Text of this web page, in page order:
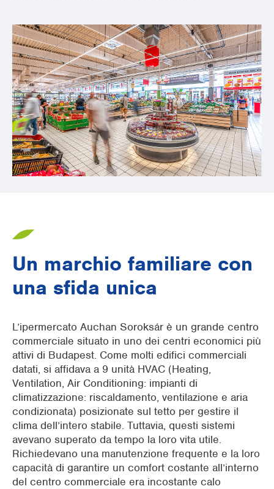
Un marchio familiare con
una sfida unica
L’ipermercato Auchan Soroksár è un grande centro
commerciale situato in uno dei centri economici più
attivi di Budapest. Come molti edifici commerciali
datati, si affidava a 9 unità HVAC (Heating,
Ventilation, Air Conditioning: impianti di
climatizzazione: riscaldamento, ventilazione e aria
condizionata) posizionate sul tetto per gestire il
clima dell’intero stabile. Tuttavia, questi sistemi
avevano superato da tempo la loro vita utile.
Richiedevano una manutenzione frequente e la loro
capacità di garantire un comfort costante all’interno
del centro commerciale era incostante calo